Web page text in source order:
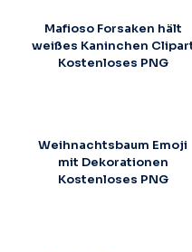
Mafioso Forsaken hält
weißes Kaninchen
Kostenloses PNG
Weihnachtsbaum Emoji
mit Dekorationen
Kostenloses PNG